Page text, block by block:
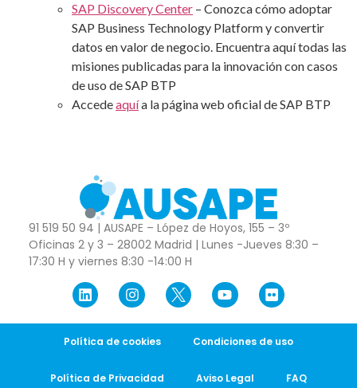
SAP Discovery Center – Conozca cómo adoptar
SAP Business Technology Platform y convertir
datos en valor de negocio. Encuentra aquí todas las
misiones publicadas para la innovación con casos
de uso de SAP BTP
Accedeaquía la página web oficial de SAP BTP
91 519 50 94 | AUSAPE – López de Hoyos, 155 – 3º
Oficinas 2 y 3 – 28002 Madrid | Lunes -Jueves 8:30 –
17:30 H y viernes 8:30 -14:00 H
Política de cookies Condiciones de uso
Política de Privacidad Aviso Legal FAQ